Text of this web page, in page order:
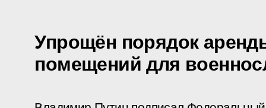
Упрощён порядок
помещений для